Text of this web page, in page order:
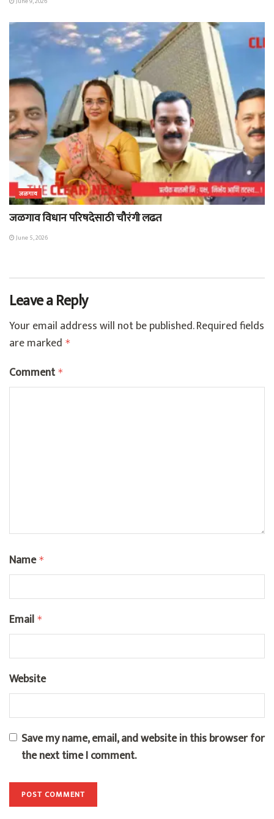
जळगाव
जळगाव विधान परिषदेसाठी चौरंगी लढत
June 5, 2026
Leave a Reply
Your email address will not be published.Required fields
are marked *
Comment *
Name *
Email *
Website
Save my name, email, and website in this browser for
the next time I comment.